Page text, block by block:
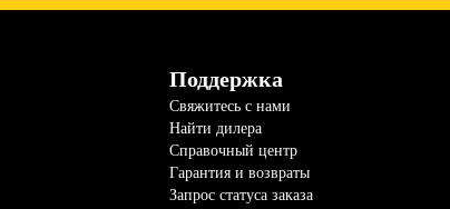
Поддержка
Свяжитесь с нами
Найти дилера
Справочный центр
Гарантия и возвраты
Запрос статуса заказа